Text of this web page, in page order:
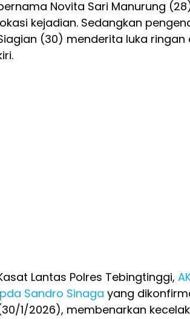
Novita Sari Manurung
kejadian. Sedangkan
(30) menderita luka
Lantas Polres Tebingtinggi,
Sandro Sinaga yang
1/2026), membenarkan